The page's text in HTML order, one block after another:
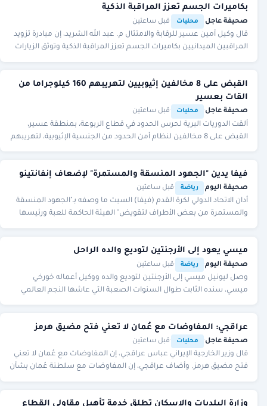
بكاميرات الجسم تعزز المراقبة الذكية
صحيفة عاجل محليات قبل ساعتين
قال وكيل أمين عسير للرقابة والامتثال م. عبد الله الشريد، إن مبادرة تزويد
المراقبين الميدانيين بكاميرات الجسم تعزز المراقبة الذكية وتوثق الزيارات
القبض على 8 مخالفين إثيوبيين لتهريبهم 160 كيلوجراما من
القات بعسير
صحيفة عاجل محليات قبل ساعتين
ألقت الدوريات البرية لحرس الحدود في قطاع الربوعة، بمنطقة عسير،
القبض على 8 مخالفين لنظام أمن الحدود من الجنسية الإثيوبية، لتهريبهم
فيفا يدين "الجهود المنسقة والمستمرة" لإضعاف إنفانتينو
صحيفة اليوم رياضة قبل ساعتين
أدان الاتحاد الدولي لكرة القدم (فيفا) السبت ما وصفه بـ"الجهود المنسقة
والمستمرة من بعض الأطراف لتقويض" الهيئة الحاكمة للعبة ورئيسها
ميسي يعود إلى الأرجنتين لتوديع والده الراحل
صحيفة اليوم رياضة قبل ساعتين
وصل ليونيل ميسي إلى الأرجنتين لتوديع والده ووكيل أعماله خورخي
ميسي، سنده الثابت طوال السنوات الصعبة التي عاشها النجم العالمي
خلال مراهقته في برشلونة، وذلك قبل م
عراقجي: المفاوضات مع عُمان لا تعني فتح مضيق هرمز
صحيفة عاجل محليات قبل ساعتين
قال وزير الخارجية الإيراني عباس عراقجي، إن المفاوضات مع عُمان لا تعني
فتح مضيق هرمز. وأضاف عراقجي، إن المفاوضات مع سلطنة عُمان بشأن
وزارة البلديات والإسكان تطلق خدمة تأهيل مقاولي القطاع